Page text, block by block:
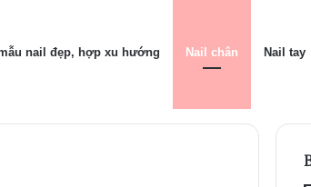
nail đẹp, hợp xu hướng Nail chân Nail tay